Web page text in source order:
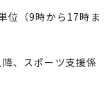
位（9時から17時ま
、スポーツ支援係